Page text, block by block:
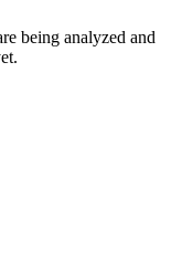
being analyzed and